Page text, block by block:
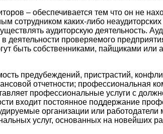
– обеспечивается тем что он не
сотрудником каких-либо
аудиторскую деятельность.
деятельности проверяемого
быть собственниками, пайщиками или
предубеждений, пристрастий,
отчетности; профессиональная
профессиональные услуги с
входит постоянное поддержание
организации или работодатели
услуг, основанных на новейших